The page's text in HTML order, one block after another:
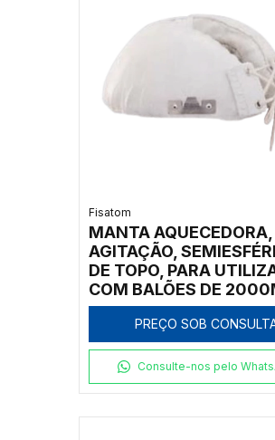
Fisatom
MANTA
AGITAÇÃO,
DE TOPO, PARA
COM BALÕES DE
COM ATÉ 3
REGULADOR
POTÊNCIA ATÉ 300ºC,
CLASSE 300, 220V -
MODELO 002082-IC
PREÇO SOB
Consulte-nos pelo